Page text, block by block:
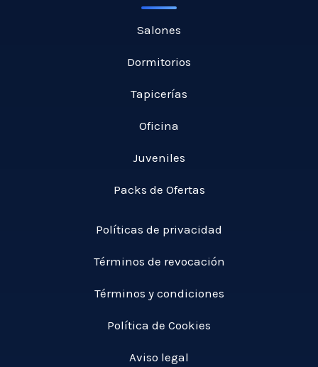
Salones
Dormitorios
Tapicerías
Oficina
Juveniles
Packs de Ofertas
Políticas de privacidad
Términos de revocación
Términos y condiciones
Política de Cookies
Aviso legal